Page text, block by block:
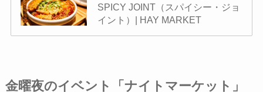
SPICY JOINT（スパイシー・ジョ
イント）| HAY MARKET
金曜夜のイベント「ナイトマーケット」